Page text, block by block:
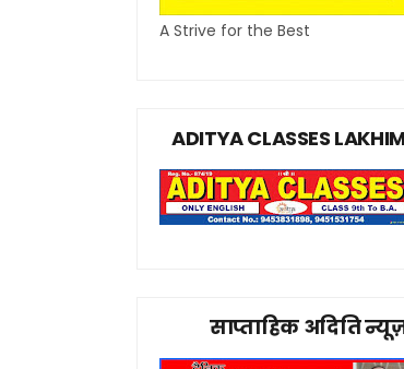
A Strive for the Best
ADITYA CLASSES
साप्ताहिक अदिति